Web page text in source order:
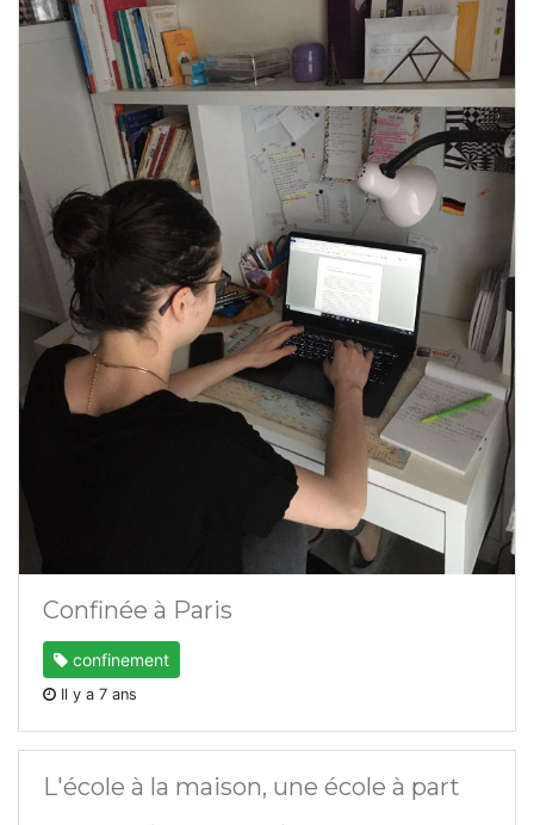
Confinée à Paris
confinement
Il y a 7 ans
L'école à la maison, une école à part